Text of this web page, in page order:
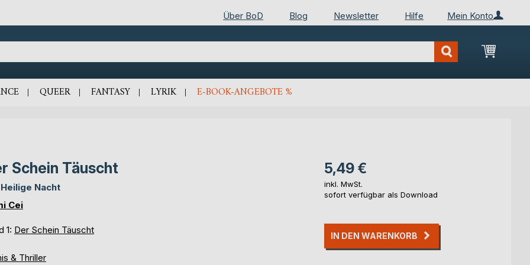
Mein Konto
Über BoD Blog Newsletter Hilfe
Mein
QUEER FANTASY LYRIK E-BOOK-ANGEBOTE %
Schein Täuscht
Nacht
Cei
1: Der Schein Täuscht
& Thriller
5,49 €
inkl. MwSt.
sofort verfügbar als Download
IN DEN WARENKORB